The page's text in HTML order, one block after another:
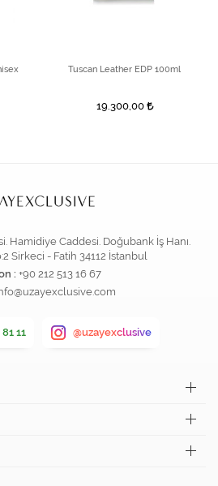
Tuscan Leather EDP 100ml
19.300,00
Hamidiye Caddesi. Doğubank İş Hanı.
Sirkeci - Fatih 34112 İstanbul
: +90 212 513 16 67
11 @uzayexclusive